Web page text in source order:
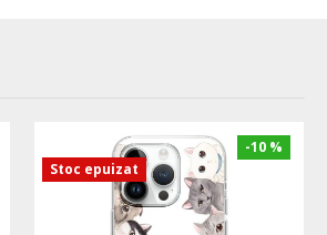
-10 %
Stoc epuizat